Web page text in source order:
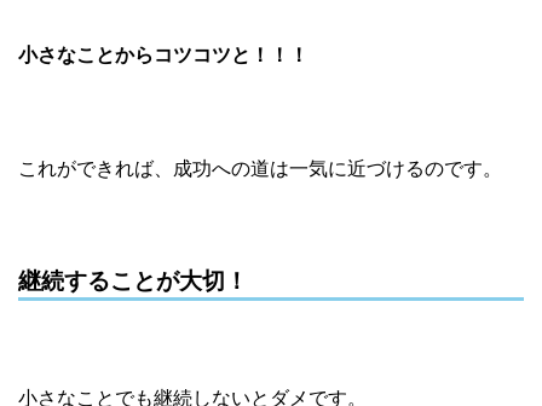
小さなことからコツコツと！！！
これができれば、成功への道は一気に近づけるのです。
継続することが大切！
小さなことでも継続しないとダメです。